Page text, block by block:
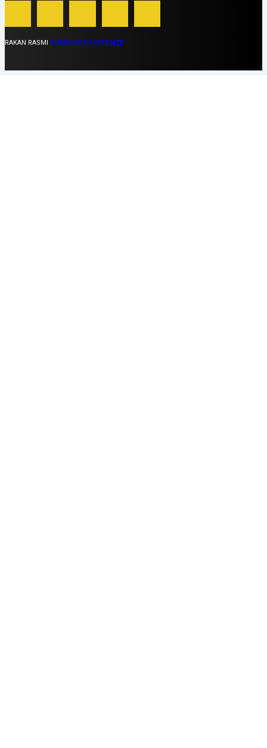
RAKAN RASMI SUARA AUTO AFFILIATE